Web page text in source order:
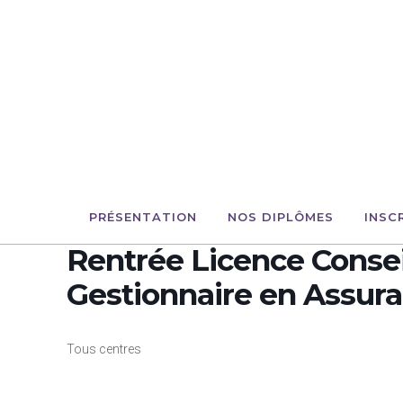
PRÉSENTATION NOS DIPLÔMES
Rentrée Licence
Gestionnaire en
Tous centres